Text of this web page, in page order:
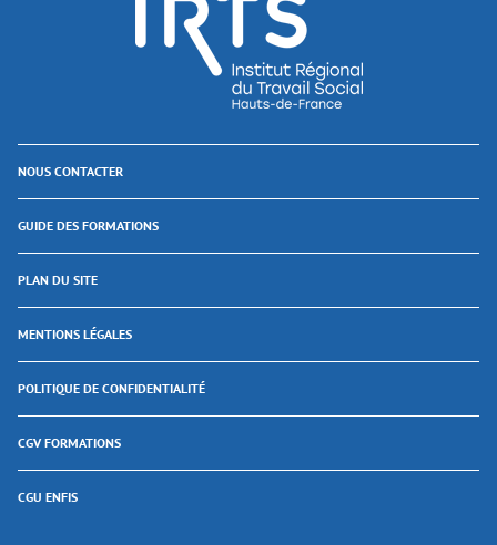
NOUS CONTACTER
GUIDE DES FORMATIONS
PLAN DU SITE
MENTIONS LÉGALES
POLITIQUE DE CONFIDENTIALITÉ
CGV FORMATIONS
CGU ENFIS